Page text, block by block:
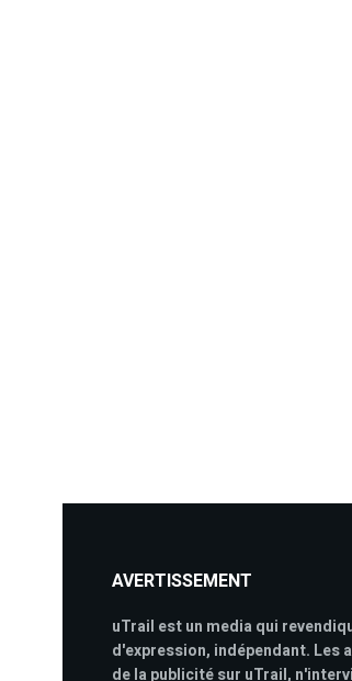
AVERTISSEMENT
uTrail est un media qui
d'expression, indépendant. Les
de la publicité sur uTrail,